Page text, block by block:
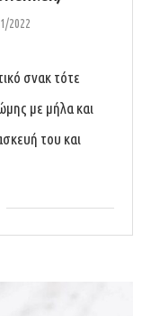
2022
σνακ τότε
με μήλα και
του και